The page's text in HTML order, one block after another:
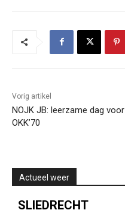
Vorig artikel
NOJK JB: leerzame dag voor
OKK’70
Actueel weer
SLIEDRECHT